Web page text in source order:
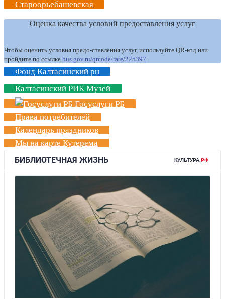
Староорьебашевская
Оценка качества условий предоставления услуг
Чтобы оценить условия предо-ставления услуг, используйте QR-код или
пройдите по ссылке bus.gov.ru/qrcode/rate/225397
Фонд Калтасинский рн
Калтасинский РИК Музей
Госуслуги РБ
Права потребителей
Календарь праздников
Мы на карте Кутерема